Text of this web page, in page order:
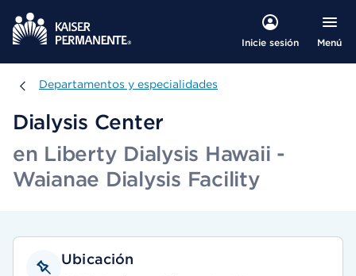
Inicie sesión Menú
Departamentos y especialidades
Departamentos y especialidades
Dialysis Center
en Liberty Dialysis Hawaii -
Waianae Dialysis Facility
Ubicación